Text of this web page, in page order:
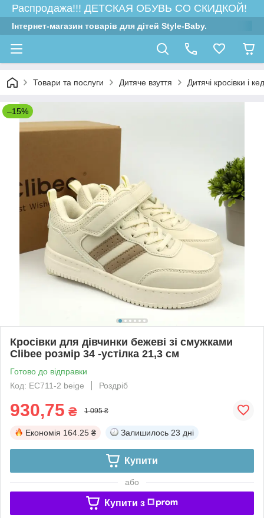
Распродажа!!! ДЕТСКАЯ ОБУВЬ СО СКИДКОЙ!
Інтернет-магазин товарів для дітей Style-Baby.
Товари та послуги Дитяче взуття Дитячі кросівки і
–15%
Кросівки для дівчинки бежеві зі смужками
Clibee розмір 34 -устілка 21,3 см
Готово до відправки
Код: EC711-2 beige
Роздріб
930,75 ₴ 1 095 ₴
Економія 164.25 ₴ Залишилось 23 дні
Купити
або
Купити з